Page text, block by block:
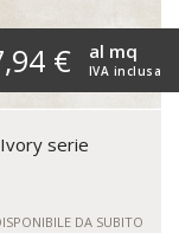
€ IVA inclusa
al mq
serie
DA SUBITO